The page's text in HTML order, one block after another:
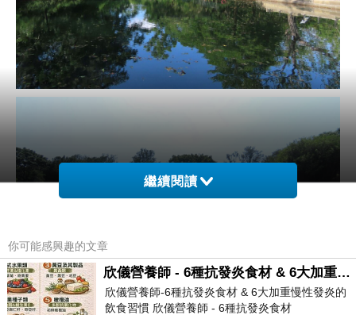
繼續閱讀
你可能感興趣的文章
欣儀營養師 - 6種抗發炎食材 & 6大加重慢性發炎的飲食習慣
欣儀營養師-6種抗發炎食材 & 6大加重慢性發炎的
飲食習慣 欣儀營養師 - 6種抗發炎食材